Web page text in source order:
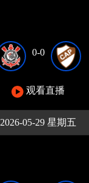
0-0
观看直播
2026-05-29 星期五